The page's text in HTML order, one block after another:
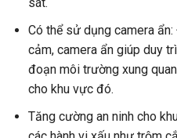
sát.
Có thể sử dụng camera
cảm, camera ẩn giúp duy
đoạn môi trường xung
cho khu vực đó.
Tăng cường an ninh cho